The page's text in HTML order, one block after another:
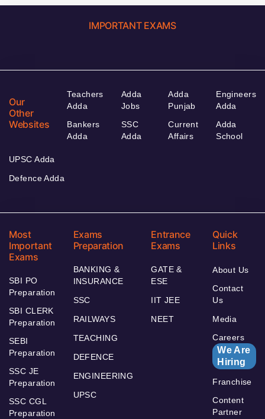
IMPORTANT EXAMS
Our
Other
Websites
Teachers
Adda
Bankers
Adda
Adda
Jobs
SSC
Adda
Adda
Punjab
Current
Affairs
Engineers
Adda
Adda
School
UPSC Adda
Defence Adda
Most
Important
Exams
SBI PO
Preparation
SBI CLERK
Preparation
SEBI
Preparation
SSC JE
Preparation
SSC CGL
Preparation
Exams
Preparation
BANKING &
INSURANCE
SSC
RAILWAYS
TEACHING
DEFENCE
ENGINEERING
UPSC
Entrance
Exams
GATE &
ESE
IIT JEE
NEET
Quick
Links
About Us
Contact
Us
Media
Careers
We Are
Hiring
Franchise
Content
Partner